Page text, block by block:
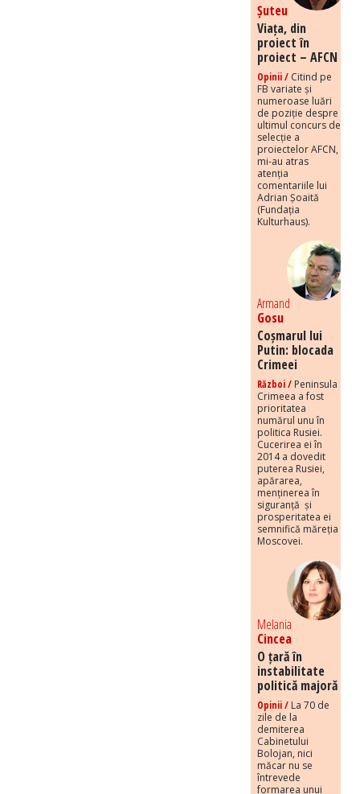
Șuteu
Viața, din
proiect în
proiect – AFCN
Opinii / Citind pe
FB variate și
numeroase luări
de poziție despre
ultimul concurs de
selecție a
proiectelor AFCN,
mi-au atras
atenția
comentariile lui
Adrian Șoaită
(Fundația
Kulturhaus).
Armand
Gosu
Coșmarul lui
Putin: blocada
Crimeei
Război / Peninsula
Crimeea a fost
prioritatea
numărul unu în
politica Rusiei.
Cucerirea ei în
2014 a dovedit
puterea Rusiei,
apărarea,
menținerea în
siguranță și
prosperitatea ei
semnifică măreția
Moscovei.
Melania
Cincea
O țară în
instabilitate
politică majoră
Opinii / La 70 de
zile de la
demiterea
Cabinetului
Bolojan, nici
măcar nu se
întrevede
formarea unui